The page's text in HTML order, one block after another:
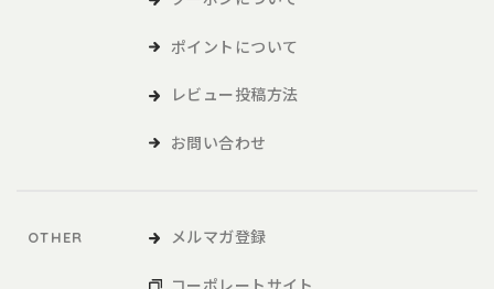
ポイントについて
レビュー投稿方法
お問い合わせ
OTHER メルマガ登録
コーポレートサイト